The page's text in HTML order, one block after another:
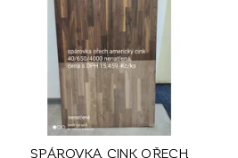
SPÁROVKA CINK OŘECH